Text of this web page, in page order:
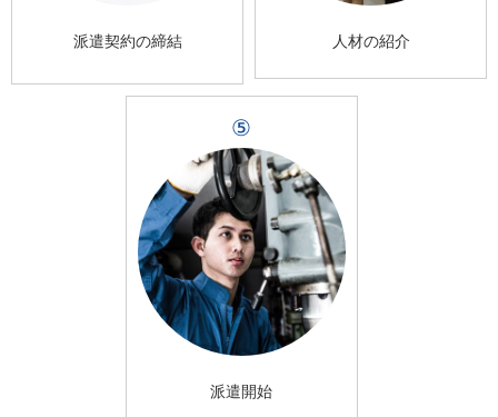
派遣契約の締結 人材の紹介
⑤
派遣開始